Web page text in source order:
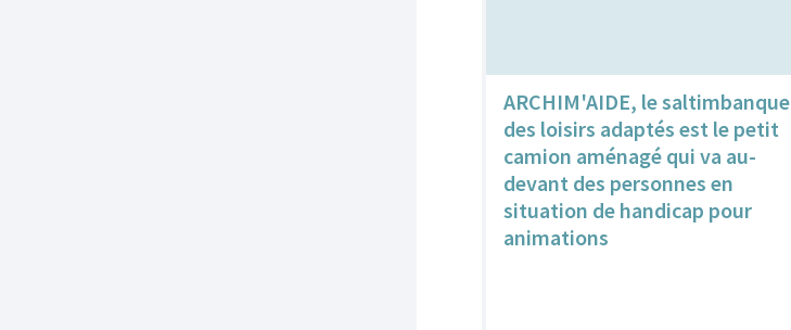
ARCHIM'AIDE, le saltimbanque
des loisirs adaptés est le petit
camion aménagé qui va au-
devant des personnes en
situation de handicap pour
animations